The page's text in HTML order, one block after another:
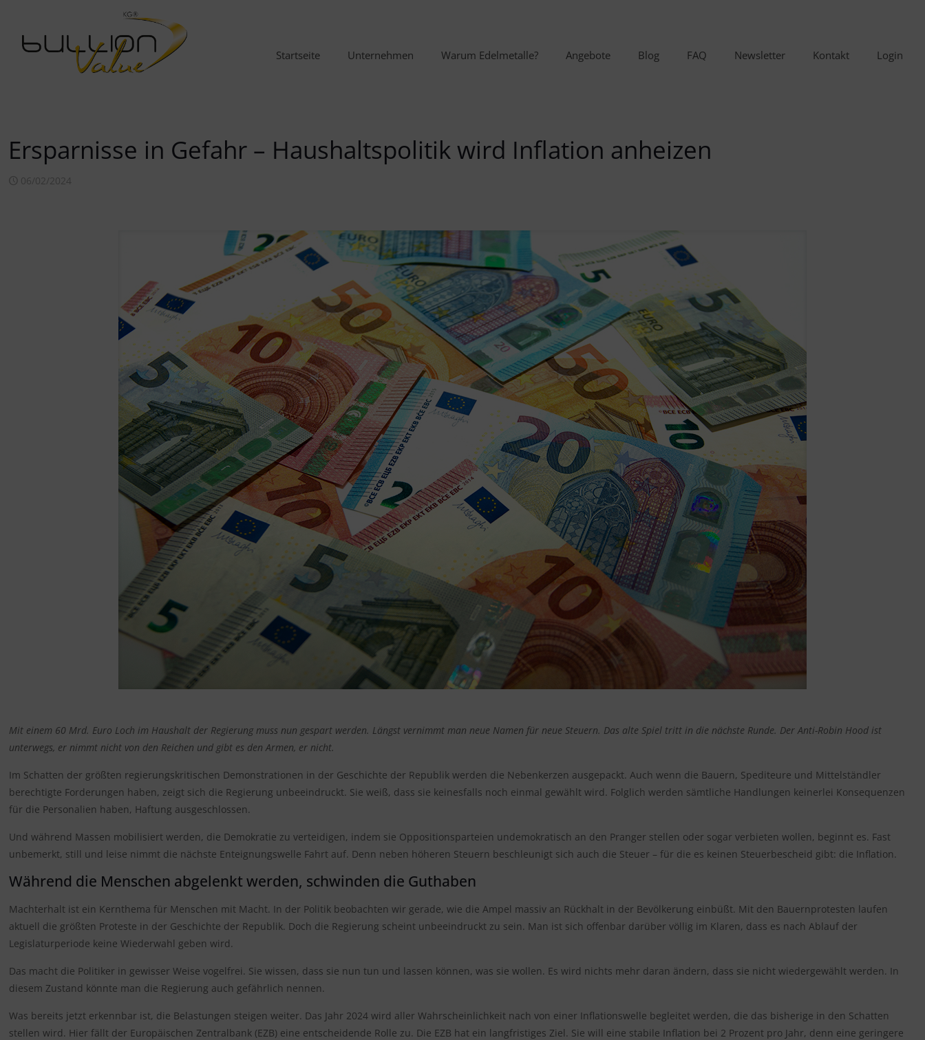
Startseite Unternehmen Warum Edelmetalle? Angebote Blog FAQ Newsletter Kontakt Login
Ersparnisse in Gefahr – Haushaltspolitik wird Inflation anheizen
06/02/2024
Mit einem 60 Mrd. Euro Loch im Haushalt der Regierung muss nun gespart werden. Längst vernimmt man neue Namen für neue Steuern. Das alte Spiel tritt in die nächste Runde. Der Anti-Robin Hood ist
unterwegs, er nimmt nicht von den Reichen und gibt es den Armen, er nicht.
Im Schatten der größten regierungskritischen Demonstrationen in der Geschichte der Republik werden die Nebenkerzen ausgepackt. Auch wenn die Bauern, Spediteure und Mittelständler
berechtigte Forderungen haben, zeigt sich die Regierung unbeeindruckt. Sie weiß, dass sie keinesfalls noch einmal gewählt wird. Folglich werden sämtliche Handlungen keinerlei Konsequenzen
für die Personalien haben, Haftung ausgeschlossen.
Und während Massen mobilisiert werden, die Demokratie zu verteidigen, indem sie Oppositionsparteien undemokratisch an den Pranger stellen oder sogar verbieten wollen, beginnt es. Fast
unbemerkt, still und leise nimmt die nächste Enteignungswelle Fahrt auf. Denn neben höheren Steuern beschleunigt sich auch die Steuer – für die es keinen Steuerbescheid gibt: die Inflation.
Während die Menschen abgelenkt werden, schwinden die Guthaben
Machterhalt ist ein Kernthema für Menschen mit Macht. In der Politik beobachten wir gerade, wie die Ampel massiv an Rückhalt in der Bevölkerung einbüßt. Mit den Bauernprotesten laufen
aktuell die größten Proteste in der Geschichte der Republik. Doch die Regierung scheint unbeeindruckt zu sein. Man ist sich offenbar darüber völlig im Klaren, dass es nach Ablauf der
Legislaturperiode keine Wiederwahl geben wird.
Das macht die Politiker in gewisser Weise vogelfrei. Sie wissen, dass sie nun tun und lassen können, was sie wollen. Es wird nichts mehr daran ändern, dass sie nicht wiedergewählt werden. In
diesem Zustand könnte man die Regierung auch gefährlich nennen.
Was bereits jetzt erkennbar ist, die Belastungen steigen weiter. Das Jahr 2024 wird aller Wahrscheinlichkeit nach von einer Inflationswelle begleitet werden, die das bisherige in den Schatten
stellen wird. Hier fällt der Europäischen Zentralbank (EZB) eine entscheidende Rolle zu. Die EZB hat ein langfristiges Ziel. Sie will eine stabile Inflation bei 2 Prozent pro Jahr, denn eine geringere